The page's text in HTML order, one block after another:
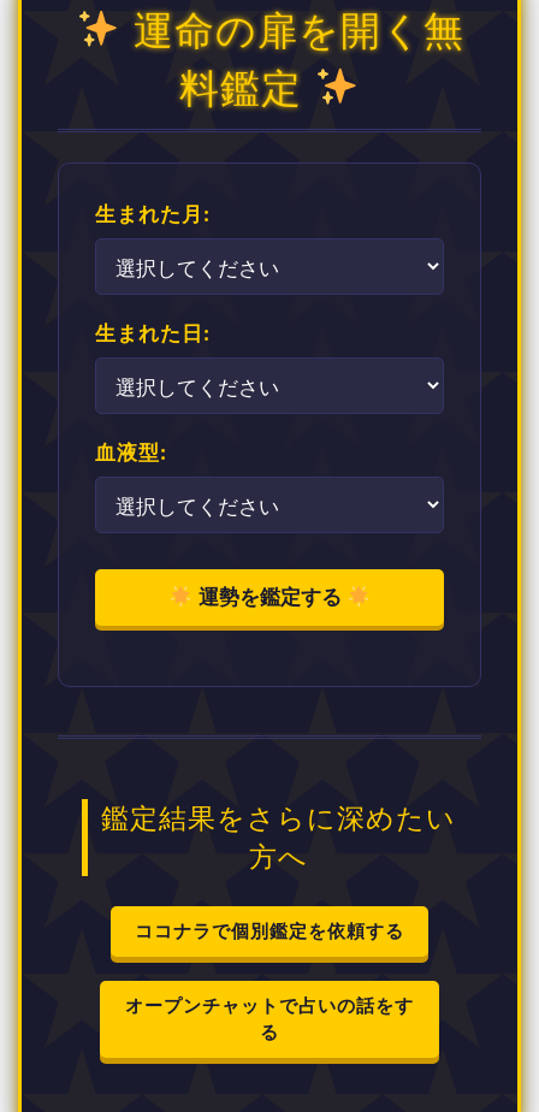
運命の扉を開く無
料鑑定
生まれた月:
生まれた日:
血液型:
運勢を鑑定する
鑑定結果をさらに深めたい
方へ
ココナラで個別鑑定を依頼する
オープンチャットで占いの話をす
る